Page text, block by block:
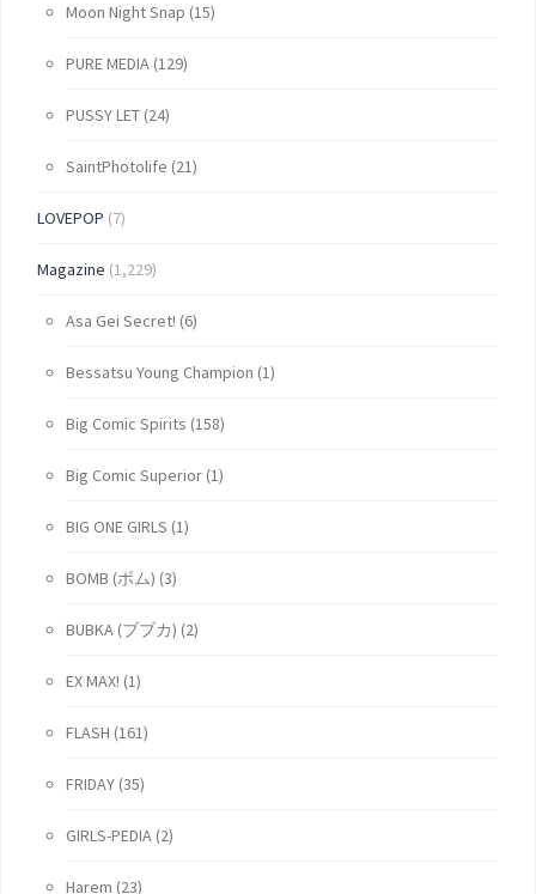
Moon Night Snap (15)
PURE MEDIA (129)
PUSSY LET (24)
SaintPhotolife (21)
LOVEPOP (7)
Magazine (1,229)
Asa Gei Secret! (6)
Bessatsu Young Champion (1)
Big Comic Spirits (158)
Big Comic Superior (1)
BIG ONE GIRLS (1)
BOMB (ボム) (3)
BUBKA (ブブカ) (2)
EX MAX! (1)
FLASH (161)
FRIDAY (35)
GIRLS-PEDIA (2)
Harem (23)